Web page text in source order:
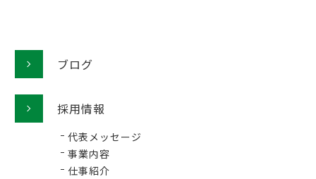
ブログ
採用情報
代表メッセージ
事業内容
仕事紹介